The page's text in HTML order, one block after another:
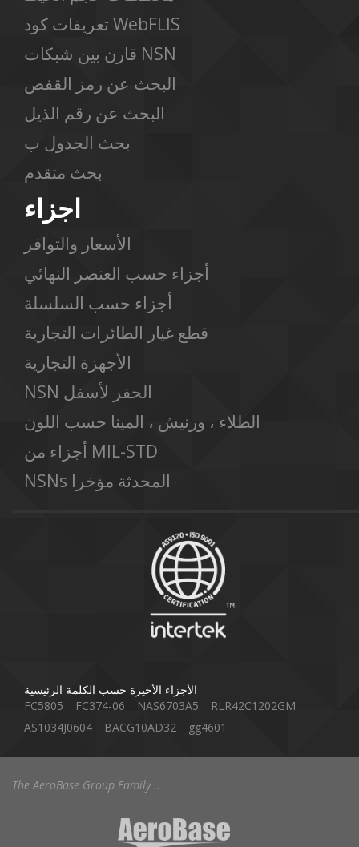
تعريفات كود WebFLIS
قارن بين شبكات NSN
البحث عن رمز القفص
البحث عن رقم الذيل
بحث الجدول ب
بحث متقدم
اجزاء
الأسعار والتوافر
أجزاء حسب العنصر النهائي
أجزاء حسب السلسلة
قطع غيار الطائرات التجارية
الأجهزة التجارية
NSN الحفر لأسفل
الطلاء ، ورنيش ، المينا حسب اللون
أجزاء من MIL-STD
NSNs المحدثة مؤخرا
الأجزاء الأخيرة حسب الكلمة الرئيسية
FC5805
FC374-06 NAS6703A5
RLR42C1202GM
AS1034J0604
BACG10AD32 gg4601
The AeroBase Group Family ..